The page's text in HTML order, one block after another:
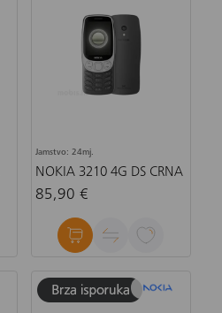
Jamstvo: 24mj.
NOKIA 3210 4G DS CRNA
85,90 €